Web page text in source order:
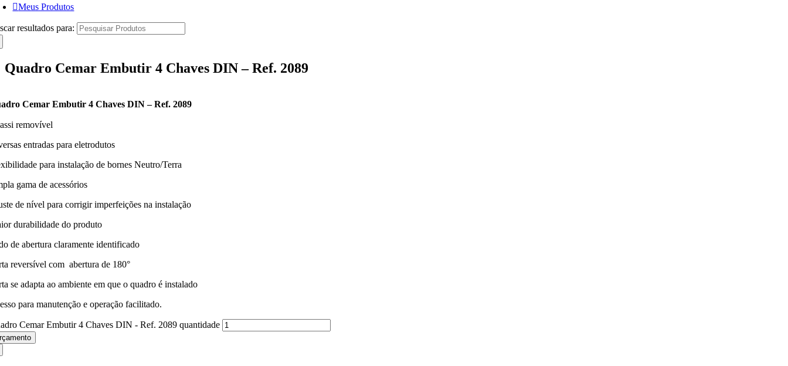
Meus Produtos
resultados para:
Quadro Cemar Embutir 4 Chaves DIN – Ref. 2089
Cemar Embutir 4 Chaves DIN – Ref. 2089
removível
entradas para eletrodutos
para instalação de bornes Neutro/Terra
gama de acessórios
de nível para corrigir imperfeições na instalação
durabilidade do produto
de abertura claramente identificado
reversível com abertura de 180°
se adapta ao ambiente em que o quadro é instalado
para manutenção e operação facilitado.
Cemar Embutir 4 Chaves DIN - Ref. 2089 quantidade